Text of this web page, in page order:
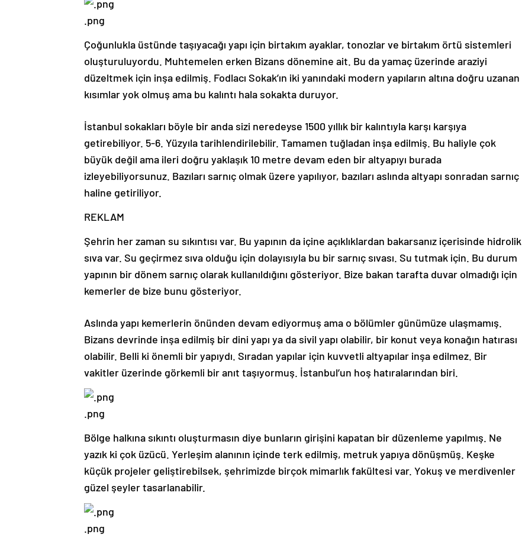
.png
Çoğunlukla üstünde taşıyacağı yapı için birtakım ayaklar, tonozlar ve birtakım örtü sistemleri
oluşturuluyordu. Muhtemelen erken Bizans dönemine ait. Bu da yamaç üzerinde araziyi
düzeltmek için inşa edilmiş. Fodlacı Sokak’ın iki yanındaki modern yapıların altına doğru uzanan
kısımlar yok olmuş ama bu kalıntı hala sokakta duruyor.
İstanbul sokakları böyle bir anda sizi neredeyse 1500 yıllık bir kalıntıyla karşı karşıya
getirebiliyor. 5-6. Yüzyıla tarihlendirilebilir. Tamamen tuğladan inşa edilmiş. Bu haliyle çok
büyük değil ama ileri doğru yaklaşık 10 metre devam eden bir altyapıyı burada
izleyebiliyorsunuz. Bazıları sarnıç olmak üzere yapılıyor, bazıları aslında altyapı sonradan sarnıç
haline getiriliyor.
REKLAM
Şehrin her zaman su sıkıntısı var. Bu yapının da içine açıklıklardan bakarsanız içerisinde hidrolik
sıva var. Su geçirmez sıva olduğu için dolayısıyla bu bir sarnıç sıvası. Su tutmak için. Bu durum
yapının bir dönem sarnıç olarak kullanıldığını gösteriyor. Bize bakan tarafta duvar olmadığı için
kemerler de bize bunu gösteriyor.
Aslında yapı kemerlerin önünden devam ediyormuş ama o bölümler günümüze ulaşmamış.
Bizans devrinde inşa edilmiş bir dini yapı ya da sivil yapı olabilir, bir konut veya konağın hatırası
olabilir. Belli ki önemli bir yapıydı. Sıradan yapılar için kuvvetli altyapılar inşa edilmez. Bir
vakitler üzerinde görkemli bir anıt taşıyormuş. İstanbul’un hoş hatıralarından biri.
.png
Bölge halkına sıkıntı oluşturmasın diye bunların girişini kapatan bir düzenleme yapılmış. Ne
yazık ki çok üzücü. Yerleşim alanının içinde terk edilmiş, metruk yapıya dönüşmüş. Keşke
küçük projeler geliştirebilsek, şehrimizde birçok mimarlık fakültesi var. Yokuş ve merdivenler
güzel şeyler tasarlanabilir.
.png